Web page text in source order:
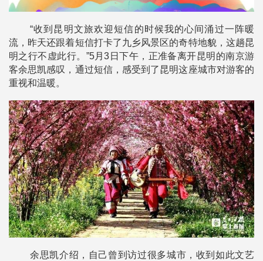
“收到昆明文旅欢迎短信的时候我的心间涌过一阵暖
流，昨天还跟着短信打卡了九乡风景区的奇特地貌，这趟昆
明之行不虚此行。”5月3日下午，正准备离开昆明的南京游
客余思凯感叹，通过短信，感受到了昆明这座城市对游客的
重视和温暖。
余思凯介绍，自己曾到访过很多城市，收到如此文艺